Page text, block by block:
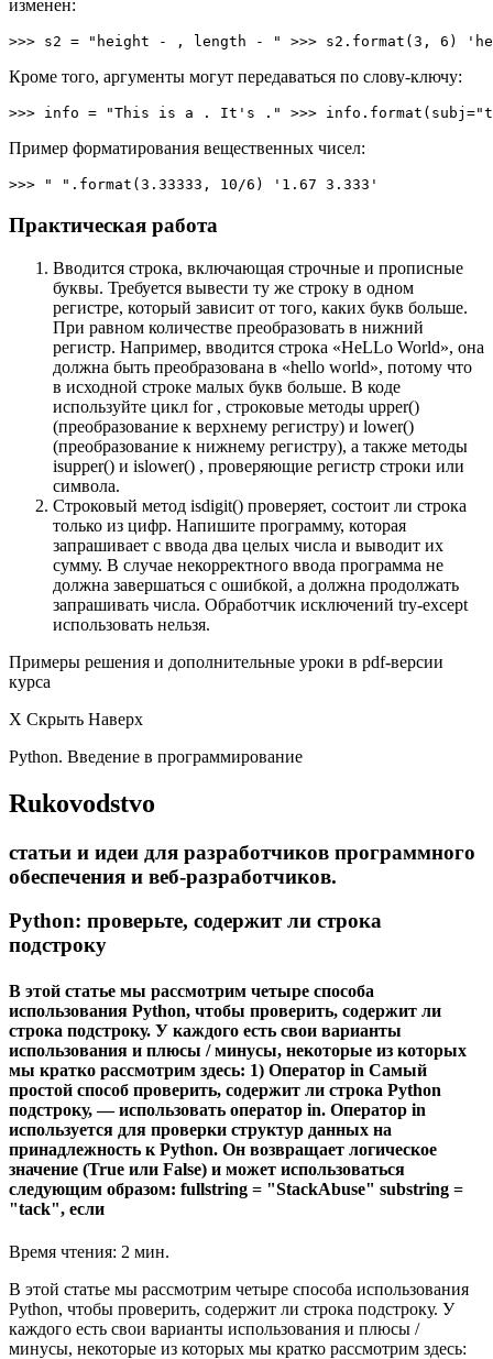
изменен:
>>> s2 = "height - , length - " >>> s2.format(3, 6)
Кроме того, аргументы могут передаваться по слову-ключу:
>>> info = "This is a . It's ." >>>
Пример форматирования вещественных чисел:
>>> " ".format(3.33333, 10/6) '1.67 3.333'
Практическая работа
Вводится строка, включающая строчные и прописные
буквы. Требуется вывести ту же строку в одном
регистре, который зависит от того, каких букв больше.
При равном количестве преобразовать в нижний
регистр. Например, вводится строка «HeLLo World», она
должна быть преобразована в «hello world», потому что
в исходной строке малых букв больше. В коде
используйте цикл for , строковые методы upper()
(преобразование к верхнему регистру) и lower()
(преобразование к нижнему регистру), а также методы
isupper() и islower() , проверяющие регистр строки или
символа.
Строковый метод isdigit() проверяет, состоит ли строка
только из цифр. Напишите программу, которая
запрашивает с ввода два целых числа и выводит их
сумму. В случае некорректного ввода программа не
должна завершаться с ошибкой, а должна продолжать
запрашивать числа. Обработчик исключений try-except
использовать нельзя.
Примеры решения и дополнительные уроки в pdf-версии
курса
X Скрыть Наверх
Python. Введение в программирование
Rukovodstvo
статьи и идеи для разработчиков программного
обеспечения и веб-разработчиков.
Python: проверьте, содержит ли строка
подстроку
В этой статье мы рассмотрим четыре способа
использования Python, чтобы проверить, содержит ли
строка подстроку. У каждого есть свои варианты
использования и плюсы / минусы, некоторые из которых
мы кратко рассмотрим здесь: 1) Оператор in Самый
простой способ проверить, содержит ли строка Python
подстроку, — использовать оператор in. Оператор in
используется для проверки структур данных на
принадлежность к Python. Он возвращает логическое
значение (True или False) и может использоваться
следующим образом: fullstring = "StackAbuse" substring =
"tack", если
Время чтения: 2 мин.
В этой статье мы рассмотрим четыре способа использования
Python, чтобы проверить, содержит ли строка подстроку. У
каждого есть свои варианты использования и плюсы /
минусы, некоторые из которых мы кратко рассмотрим здесь: